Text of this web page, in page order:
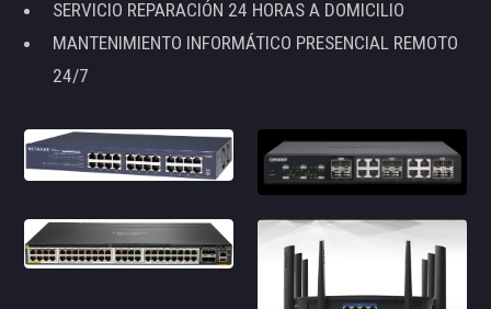
SERVICIO REPARACIÓN 24 HORAS A DOMICILIO
MANTENIMIENTO INFORMÁTICO PRESENCIAL REMOTO
24/7